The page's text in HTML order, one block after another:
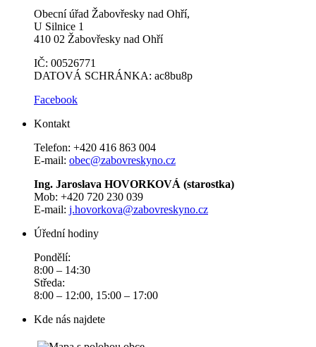
Obecní úřad Žabovřesky nad Ohří,
U Silnice 1
410 02 Žabovřesky nad Ohří
IČ: 00526771
DATOVÁ SCHRÁNKA: ac8bu8p
Facebook
Kontakt
Telefon: +420 416 863 004
E-mail: obec@zabovreskyno.cz
Ing. Jaroslava HOVORKOVÁ (starostka)
Mob: +420 720 230 039
E-mail: j.hovorkova@zabovreskyno.cz
Úřední hodiny
Pondělí:
8:00 – 14:30
Středa:
8:00 – 12:00, 15:00 – 17:00
Kde nás najdete